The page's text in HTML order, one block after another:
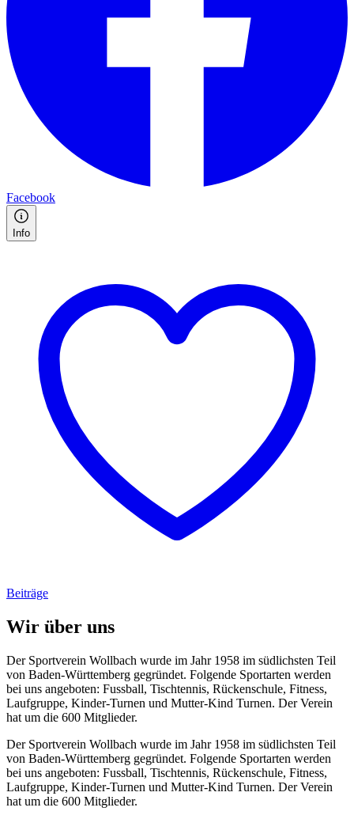
Facebook
Info
Beiträge
Wir über uns
Der Sportverein Wollbach wurde im Jahr 1958 im südlichsten Teil
von Baden-Württemberg gegründet. Folgende Sportarten werden
bei uns angeboten: Fussball, Tischtennis, Rückenschule, Fitness,
Laufgruppe, Kinder-Turnen und Mutter-Kind Turnen. Der Verein
hat um die 600 Mitglieder.
Der Sportverein Wollbach wurde im Jahr 1958 im südlichsten Teil
von Baden-Württemberg gegründet. Folgende Sportarten werden
bei uns angeboten: Fussball, Tischtennis, Rückenschule, Fitness,
Laufgruppe, Kinder-Turnen und Mutter-Kind Turnen. Der Verein
hat um die 600 Mitglieder.